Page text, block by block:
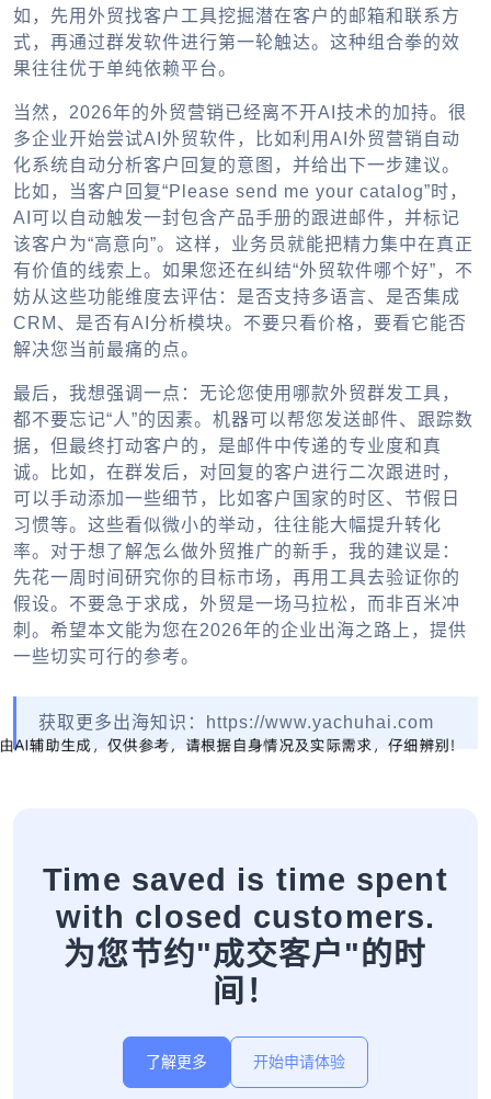
如，先用 外贸找客户工具挖掘潜在客户的邮箱和联系方
式，再通过群发软件进行第一轮触达。这种组合拳的效
果往往优于单纯依赖平台。
当然，2026年的外贸营销已经离不开AI技术的加持。很
多企业开始尝试AI外贸软件 ，比如利用 AI外贸营销自动
化系统自动分析客户回复的意图，并给出下一步建议。
比如，当客户回复“Please send me your catalog”时，
AI可以自动触发一封包含产品手册的跟进邮件，并标记
该客户为“高意向”。这样，业务员就能把精力集中在真正
有价值的线索上。如果您还在纠结“外贸软件哪个好”，不
妨从这些功能维度去评估：是否支持多语言、是否集成
CRM、是否有AI分析模块。不要只看价格，要看它能否
解决您当前最痛的点。
最后，我想强调一点：无论您使用哪款外贸群发工具 ，
都不要忘记“人”的因素。机器可以帮您发送邮件、跟踪数
据，但最终打动客户的，是邮件中传递的专业度和真
诚。比如，在群发后，对回复的客户进行二次跟进时，
可以手动添加一些细节，比如客户国家的时区、节假日
习惯等。这些看似微小的举动，往往能大幅提升转化
率。对于想了解怎么做外贸推广的新手，我的建议是：
先花一周时间研究你的目标市场，再用工具去验证你的
假设。不要急于求成，外贸是一场马拉松，而非百米冲
刺。希望本文能为您在2026年的企业出海之路上，提供
一些切实可行的参考。
获取更多出海知识：https://www.yachuhai.com
Time saved is time spent
with closed customers.
为您节约"成交客户"的时
间！
了解更多 开始申请体验